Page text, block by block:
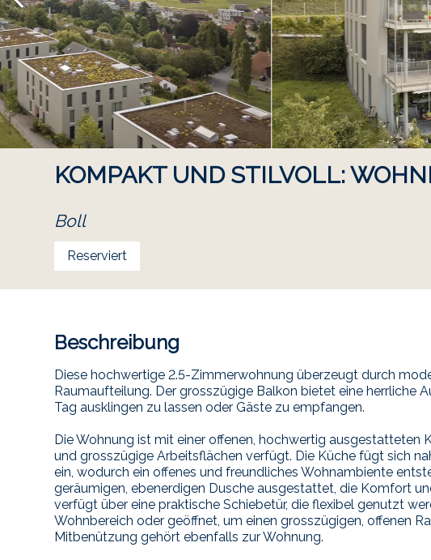
KOMPAKT UND STILVOLL:
Boll
Reserviert
Beschreibung
Diese hochwertige 2.5-Zimmerwohnung überzeugt durch
Raumaufteilung. Der grosszügige Balkon bietet eine herrliche
Tag ausklingen zu lassen oder Gäste zu empfangen.
Die Wohnung ist mit einer offenen, hochwertig ausgestatteten
und grosszügige Arbeitsflächen verfügt. Die Küche fügt sich
ein, wodurch ein offenes und freundliches Wohnambiente
geräumigen, ebenerdigen Dusche ausgestattet, die Komfort
verfügt über eine praktische Schiebetür, die flexibel genutzt
Wohnbereich oder geöffnet, um einen grosszügigen, offenen
Mitbenützung gehört ebenfalls zur Wohnung.